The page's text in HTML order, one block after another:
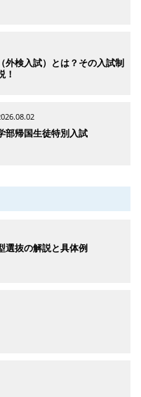
外検入試）とは？その入試制
！
部帰国生徒特別入試
選抜の解説と具体例